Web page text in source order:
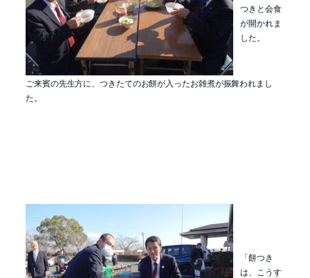
つきと会食
が開かれま
した。
ご来賓の先生方に、つきたてのお餅が入ったお雑煮が振舞われまし
た。
「餅つき
は、こうす